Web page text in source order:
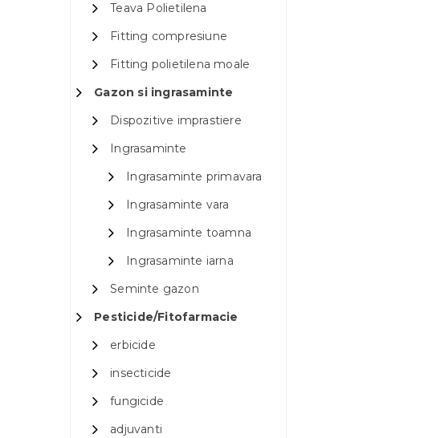
Teava Polietilena
Fitting compresiune
Fitting polietilena moale
Gazon si ingrasaminte
Dispozitive imprastiere
Ingrasaminte
Ingrasaminte primavara
Ingrasaminte vara
Ingrasaminte toamna
Ingrasaminte iarna
Seminte gazon
Pesticide/Fitofarmacie
erbicide
insecticide
fungicide
adjuvanti